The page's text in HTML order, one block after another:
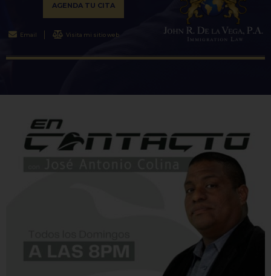
AGENDA TU CITA
Email Visita mi sitio web